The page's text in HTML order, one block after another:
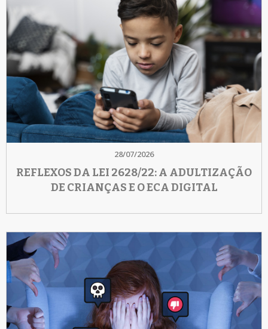
28/07/2026
REFLEXOS DA LEI 2628/22: A ADULTIZAÇÃO
DE CRIANÇAS E O ECA DIGITAL